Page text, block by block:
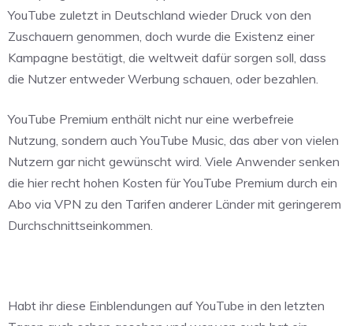
YouTube zuletzt in Deutschland wieder Druck von den
Zuschauern genommen, doch wurde die Existenz einer
Kampagne bestätigt, die weltweit dafür sorgen soll, dass
die Nutzer entweder Werbung schauen, oder bezahlen.
YouTube Premium enthält nicht nur eine werbefreie
Nutzung, sondern auch YouTube Music, das aber von vielen
Nutzern gar nicht gewünscht wird. Viele Anwender senken
die hier recht hohen Kosten für YouTube Premium durch ein
Abo via VPN zu den Tarifen anderer Länder mit geringerem
Durchschnittseinkommen.
Habt ihr diese Einblendungen auf YouTube in den letzten